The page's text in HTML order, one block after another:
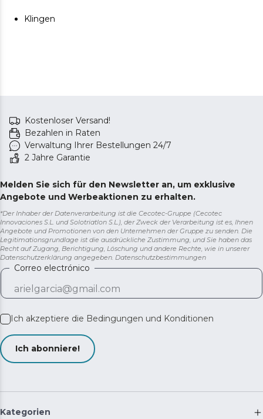
Klingen
Kostenloser Versand!
Bezahlen in Raten
Verwaltung Ihrer Bestellungen 24/7
2 Jahre Garantie
Melden Sie sich für den Newsletter an, um exklusive
Angebote und Werbeaktionen zu erhalten.
*Der Inhaber der Datenverarbeitung ist die Cecotec-Gruppe (Cecotec
Innovaciones S.L. und Solotriatlon S.L.), der Zweck der Verarbeitung ist es, Ihnen
Angebote und Promotionen von den Unternehmen der Gruppe zu senden. Die
Legitimationsgrundlage ist die ausdrückliche Zustimmung, und Sie haben das
Recht auf Zugang, Berichtigung, Löschung und andere Rechte, wie in unserer
Datenschutzerklärung angegeben. Datenschutzbestimmungen
Correo electrónico
Ich akzeptiere die Bedingungen und Konditionen
Ich abonniere!
Kategorien